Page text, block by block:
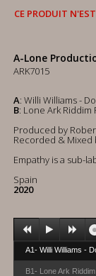
CE PRODUIT
A-Lone
ARK7015
A: Willi Williams -
B: Lone Ark Riddim
Produced by
Recorded & Mixed
Empathy is a sub-
Spain
2020
A1- Willi Williams -
B1- Lone Ark